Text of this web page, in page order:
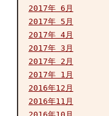
2017年 6月
2017年 5月
2017年 4月
2017年 3月
2017年 2月
2017年 1月
2016年12月
2016年11月